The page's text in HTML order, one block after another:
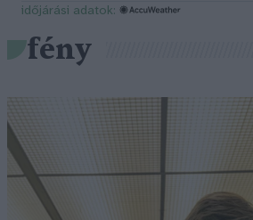
időjárási adatok:
fény